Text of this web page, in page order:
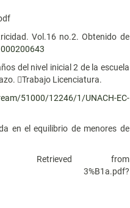
Vol.16 no.2. Obtenido de
del nivel inicial 2 de la escuela
Trabajo Licenciatura.
51000/12246/1/UNACH-EC-
en el equilibrio de menores de
Retrieved from
3%B1a.pdf?